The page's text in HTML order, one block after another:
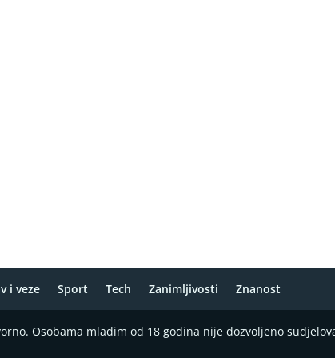
i veze Sport Tech Zanimljivosti Znanost
Osobama mlađim od 18 godina nije dozvoljeno